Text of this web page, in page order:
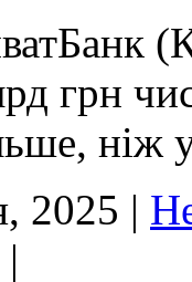
грн
ніж
2025 |
|